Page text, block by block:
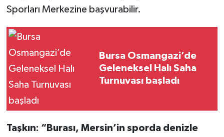
Sporları Merkezine başvurabilir.
Bursa Osmangazi’de
Geleneksel Halı Saha
Turnuvası başladı
Taşkın: “Burası, Mersin’in sporda denizle